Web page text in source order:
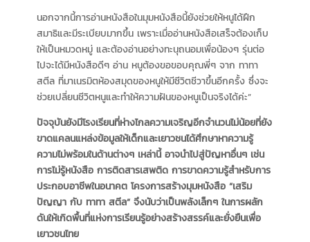
นอกจากนี้การอ่านหนังสือในมุมหนังสือนี้ยังช่วยให้หนูได้ฝึก
สมาธิและมีระเบียบมากขึ้น เพราะเมื่ออ่านหนังสือเสร็จต้องเก็บ
ให้เป็นหมวดหมู่ และต้องอ่านอย่างทะนุถนอมเพื่อน้องๆ รุ่นต่อ
ไปจะได้มีหนังสือดีๆ อ่าน หนูต้องขอขอบคุณพี่ๆ จาก ทาทา
สตีล ที่มาเนรมิตห้องสมุดของหนูให้มีชีวิตชีวาขึ้นอีกครั้ง ซึ่งจะ
ช่วยเปลี่ยนชีวิตหนูและทำให้ความฝันของหนูเป็นจริงได้ค่ะ”
ปัจจุบันยังมีโรงเรียนที่ห่างไกลความเจริญอีกจำนวนไม่น้อยที่ยัง
ขาดแคลนแหล่งข้อมูลให้เด็กและเยาวชนได้ศึกษาหาความรู้
ความไม่พร้อมในด้านต่างๆ เหล่านี้ อาจนำไปสู่ปัญหาอื่นๆ เช่น
การไม่รู้หนังสือ การติดสารเสพติด การขาดความรู้สำหรับการ
ประกอบอาชีพในอนาคต โครงการสร้างมุมหนังสือ “เสริม
ปัญญา กับ ทาทา สตีล” จึงนับว่าเป็นพลังเล็กๆ ในการผลัก
ดันให้เกิดพื้นที่แห่งการเรียนรู้อย่างสร้างสรรค์และยั่งยืนเพื่อ
เยาวชนไทย